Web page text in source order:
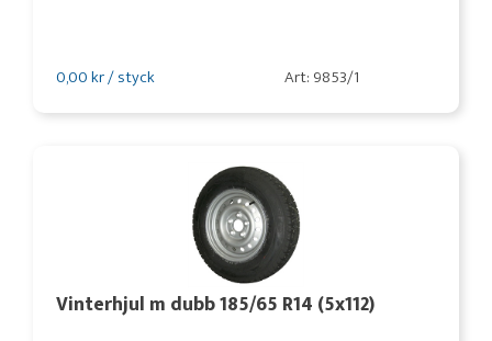
0,00 kr / styck Art: 9853/1
Vinterhjul m dubb 185/65 R14 (5x112)